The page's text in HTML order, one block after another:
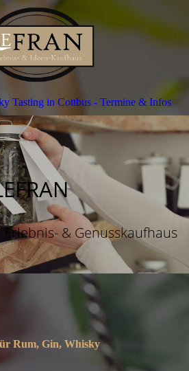
Tasting in Cottbus - Termine & Infos
Erlebnis- & Genusskaufhaus
Rum, Gin, Whisky